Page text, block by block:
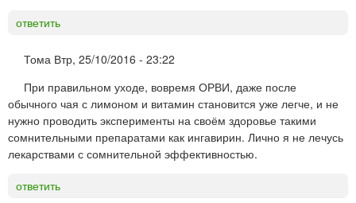
ответить
Тома Втр, 25/10/2016 - 23:22
При правильном уходе, вовремя ОРВИ, даже после
обычного чая с лимоном и витамин становится уже легче, и не
нужно проводить эксперименты на своём здоровье такими
сомнительными препаратами как ингавирин. Лично я не лечусь
лекарствами с сомнительной эффективностью.
ответить